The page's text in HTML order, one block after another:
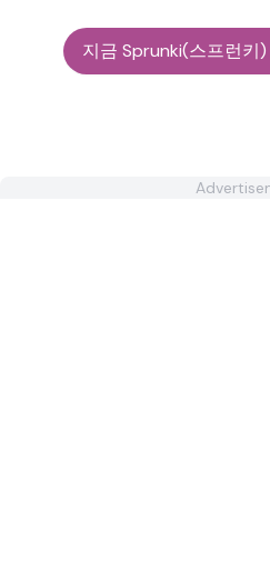
지금 Sprunki(스프런키